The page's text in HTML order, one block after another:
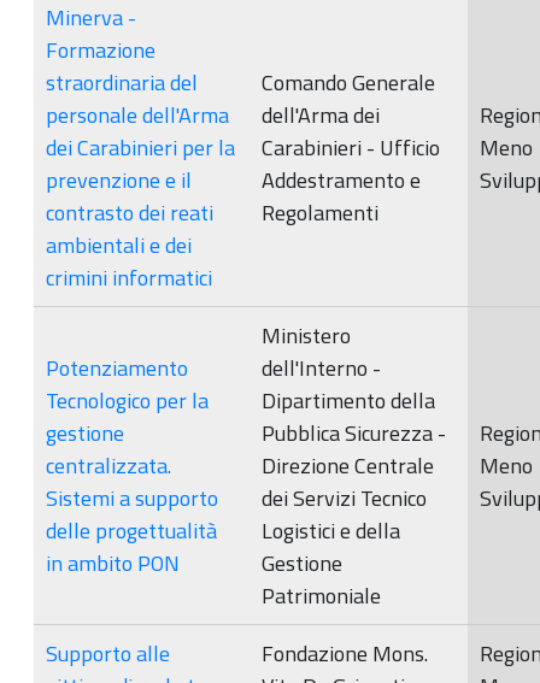
Minerva -
Formazione
straordinaria del
personale dell'Arma
dei Carabinieri per la
prevenzione e il
contrasto dei reati
ambientali e dei
crimini informatici
Comando Generale
dell'Arma dei
Carabinieri - Ufficio
Addestramento e
Regolamenti
Meno
Potenziamento
Tecnologico per la
gestione
centralizzata.
Sistemi a supporto
delle progettualità
in ambito PON
Ministero
dell'Interno -
Dipartimento della
Pubblica Sicurezza -
Direzione Centrale
dei Servizi Tecnico
Logistici e della
Gestione
Patrimoniale
Meno
Supporto alle
Fondazione Mons.